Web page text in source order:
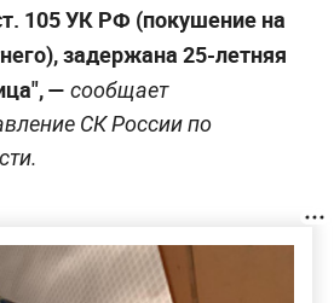
105 УК РФ (покушение на
задержана 25-летняя
— сообщает
СК России по